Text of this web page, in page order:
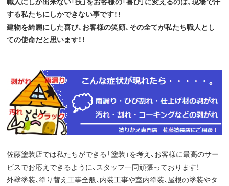
する私たちにしかできない事です！！
建物を綺麗にした喜び、お客様の笑顔、その全てが私たち職人とし
ての使命だと思います！！
佐藤塗装店では私たちができる「塗装」を考え、お客様に最高のサー
ビスでお応えできるように、スタッフ一同頑張っております！
外壁塗装、塗り替え工事全般、内装工事や室内塗装、屋根の塗装やタ